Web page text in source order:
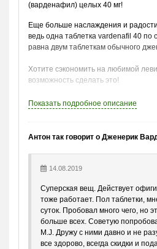
(варденафил) целых 40 мг!
Еще больше наслаждения и
ведь одна таблетка vardenafil 40 по
равна двум таблеткам обычного
Хотите сэкономить на любимой
возможность сделать это!
Способ применения:
• Максимальная суточная доза – 1/2
противопоказания читайтездесь.
А Вы готовы осчастливить
ночь, полную любви и страсти?
количество таблеток и нажмите
сейчас.
Показать подробное описание
Антон так говорит о Дженерик
14.08.2019
Суперская вещ. Действует
тоже работает. Пол таблетки,
суток. Пробовал много чего, но
больше всех. Советую
М.J. Дружу с ними давно и не
все здорово, всегда скидки и